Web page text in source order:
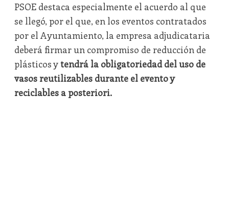
PSOE destaca especialmente el acuerdo al que
se llegó, por el que, en los eventos contratados
por el Ayuntamiento, la empresa adjudicataria
deberá firmar un compromiso de reducción de
plásticos ytendrá la obligatoriedad del uso de
vasos reutilizables durante el evento y
reciclables a posteriori.